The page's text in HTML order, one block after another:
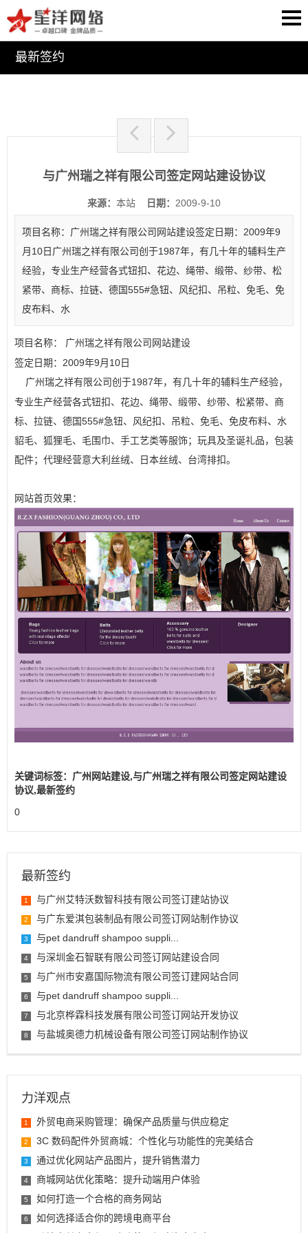
最新签约
与广州瑞之祥有限公司签定网站建设协议
来源： 本站 日期： 2009-9-10
项目名称：广州瑞之祥有限公司网站建设签定日期：2009年9
月10日广州瑞之祥有限公司创于1987年，有几十年的辅料生产
经验，专业生产经营各式钮扣、花边、绳带、缎带、纱带、松
紧带、商标、拉链、德国555#急钮、风纪扣、吊粒、免毛、免
皮布料、水
项目名称： 广州瑞之祥有限公司网站建设
签定日期：2009年9月10日
广州瑞之祥有限公司 创于1987年，有几十年的辅料生产经验，
专业生产经营各式钮扣、花边、绳带、缎带、纱带、松紧带、商
标、拉链、德国555#急钮、风纪扣、吊粒、免毛、免皮布料、水
貂毛、狐狸毛、毛围巾、手工艺类等服饰；玩具及圣诞礼品，包装
配件；代理经营意大利丝绒、日本丝绒、台湾排扣。
网站首页效果：
关键词标签：广州网站建设,与广州瑞之祥有限公司签定网站建设
协议,最新签约
0
最新签约
1 与广州艾特沃数智科技有限公司签订建站协议
2 与广东爱淇包装制品有限公司签订网站制作协议
3 与pet dandruff shampoo suppli...
4 与深圳金石智联有限公司签订网站建设合同
5 与广州市安嘉国际物流有限公司签订建网站合同
6 与pet dandruff shampoo suppli...
7 与北京桦霖科技发展有限公司签订网站开发协议
8 与盐城奥德力机械设备有限公司签订网站制作协议
力洋观点
1 外贸电商采购管理：确保产品质量与供应稳定
2 3C 数码配件外贸商城：个性化与功能性的完美结合
3 通过优化网站产品图片，提升销售潜力
4 商城网站优化策略：提升动端用户体验
5 如何打造一个合格的商务网站
6
如何选择适合你的跨境电商平台